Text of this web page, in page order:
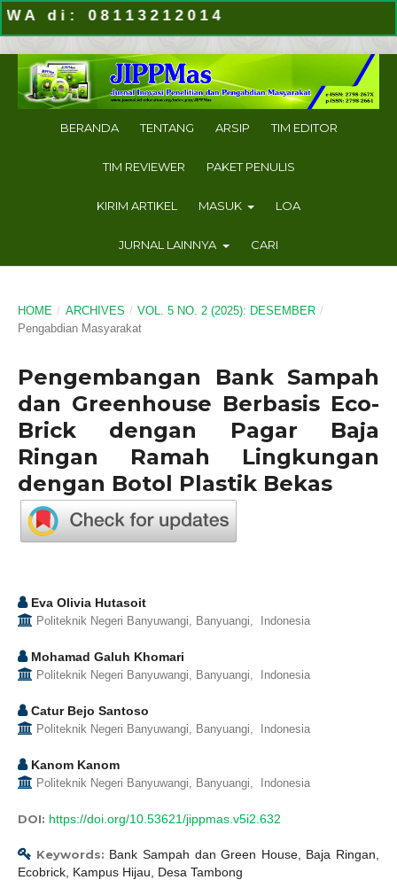
BERANDA TENTANG ARSIP TIM EDITOR
TIM REVIEWER PAKET PENULIS
KIRIM ARTIKEL MASUK LOA
JURNAL LAINNYA CARI
HOME / ARCHIVES / VOL. 5 NO. 2 (2025): DESEMBER /
Pengabdian Masyarakat
Pengembangan Bank Sampah
dan Greenhouse Berbasis Eco-
Brick dengan Pagar Baja
Ringan Ramah Lingkungan
dengan Botol Plastik Bekas
Eva Olivia Hutasoit
Politeknik Negeri Banyuwangi, Banyuangi, Indonesia
Mohamad Galuh Khomari
Politeknik Negeri Banyuwangi, Banyuangi, Indonesia
Catur Bejo Santoso
Politeknik Negeri Banyuwangi, Banyuangi, Indonesia
Kanom Kanom
Politeknik Negeri Banyuwangi, Banyuangi, Indonesia
DOI: https://doi.org/10.53621/jippmas.v5i2.632
Keywords: Bank Sampah dan Green House, Baja Ringan,
Ecobrick, Kampus Hijau, Desa Tambong